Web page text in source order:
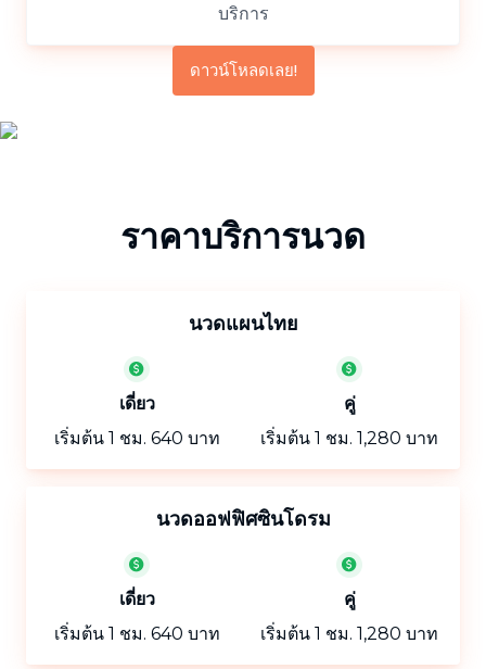
บริการ
ดาวน์โหลดเลย!
ราคาบริการนวด
นวดแผนไทย
เดี่ยว
เริ่มต้น 1 ชม. 640 บาท
คู่
เริ่มต้น 1 ชม. 1,280 บาท
นวดออฟฟิศซินโดรม
เดี่ยว
เริ่มต้น 1 ชม. 640 บาท
คู่
เริ่มต้น 1 ชม. 1,280 บาท